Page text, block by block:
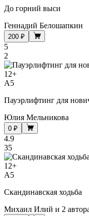
До горний выси
Геннадий Белошапкин
200 ₽
5
2
12+
A5
Пауэрлифтинг для
Юлия Мельникова
0 ₽
4.9
35
12+
A5
Скандинавская ходьба
Михаил Илий и 2